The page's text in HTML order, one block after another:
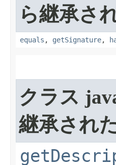
ら継承さ
equals , getSignature,
クラス
継承され